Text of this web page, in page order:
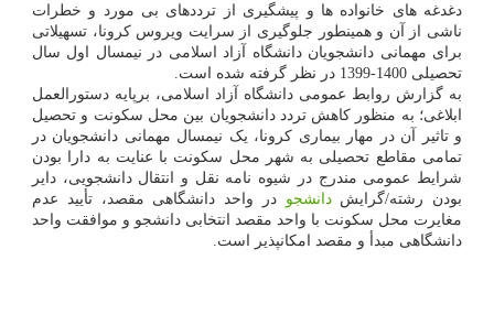
دغدغه های خانواده ها و پیشگیری از ترددهای بی مورد و خطرات
ناشی از آن و همینطور جلوگیری از سرایت ویروس کرونا، تسهیلاتی
برای مهمانی دانشجویان دانشگاه آزاد اسلامی در نیمسال اول سال
تحصیلی 1400-1399 در نظر گرفته شده است.
به گزارش روابط عمومی دانشگاه آزاد اسلامی، برپایه دستورالعمل
ابلاغی؛ به منظور کاهش تردد دانشجویان بین محل سکونت و تحصیل
و تاثیر آن در مهار بیماری کرونا، یک نیمسال مهمانی دانشجویان در
تمامی مقاطع تحصیلی به شهر محل سکونت با عنایت به دارا بودن
شرایط عمومی مندرج در شیوه نامه نقل و انتقال دانشجویی، دایر
بودن رشته/گرایشدانشجو در واحد دانشگاهی مقصد، تأیید عدم
مغایرت محل سکونت با واحد مقصد انتخابی دانشجو و موافقت واحد
دانشگاهی مبدأ و مقصد امکانپذیر است.